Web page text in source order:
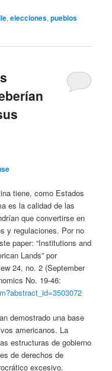
,elecciones,pueblos
tiene, como Estados
es la calidad de las
que convertirse en
y regulaciones. Por no
paper: “Institutions and
Lands” por
24, no. 2 (September
No. 19-46:
demostrado una base
americanos. La
estructuras de gobierno
de derechos de
excesivo.